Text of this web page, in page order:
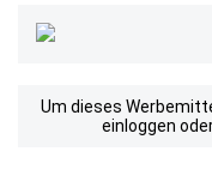
Um dieses
einloggen